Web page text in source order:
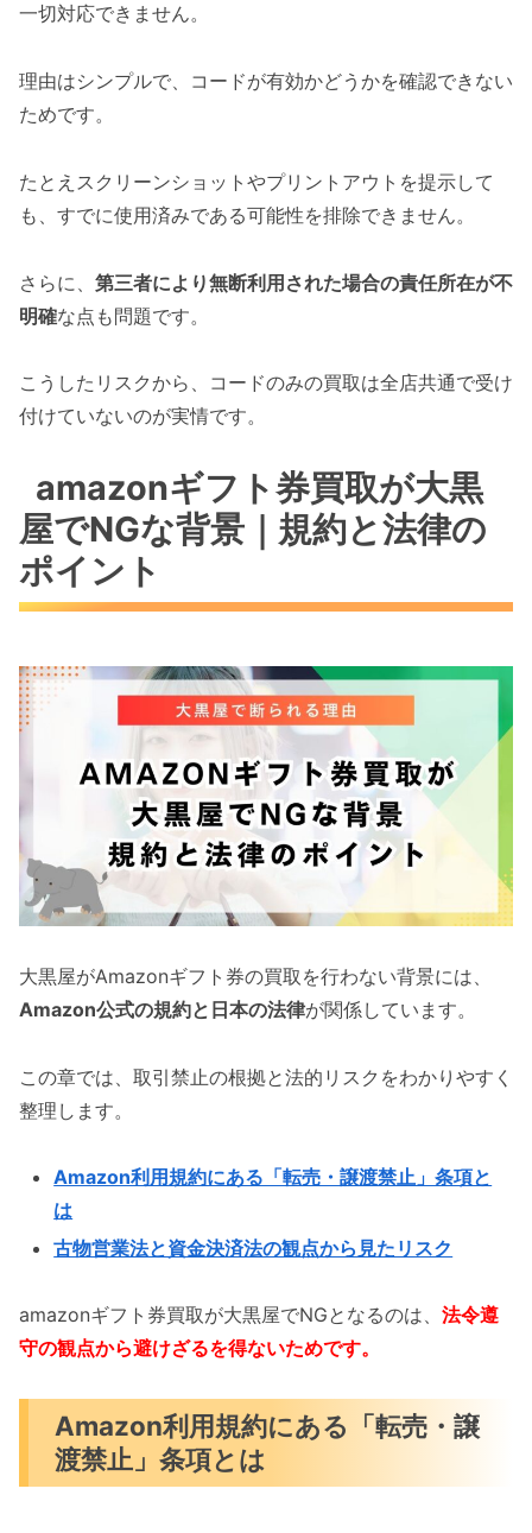
一切対応できません。
理由はシンプルで、コードが有効かどうかを確認できない
ためです。
たとえスクリーンショットやプリントアウトを提示して
も、すでに使用済みである可能性を排除できません。
さらに、 第三者により無断利用された場合の責任所在が不
明確な点も問題です。
こうしたリスクから、コードのみの買取は全店共通で受け
付けていないのが実情です。
amazonギフト券買取が大黒
屋でNGな背景｜規約と法律の
ポイント
大黒屋がAmazonギフト券の買取を行わない背景には、
Amazon公式の規約と日本の法律が関係しています。
この章では、取引禁止の根拠と法的リスクをわかりやすく
整理します。
Amazon利用規約にある「転売・譲渡禁止」条項と
は
古物営業法と資金決済法の観点から見たリスク
amazonギフト券買取が大黒屋でNGとなるのは、 法令遵
守の観点から避けざるを得ないためです。
Amazon利用規約にある「転売・譲
渡禁止」条項とは